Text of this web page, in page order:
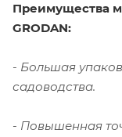
Преимущества
GRODAN:
- Большая
садоводства.
- Повышенная